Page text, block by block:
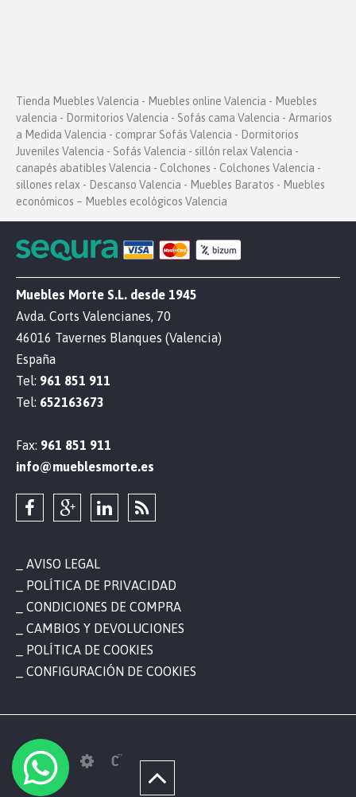
Tienda Muebles Valencia - Muebles online Valencia - Muebles
valencia - Dormitorios Valencia - Sofás cama Valencia - Armarios
a Medida Valencia - comprar Sofás Valencia - Dormitorios
Juveniles Valencia - Sofás Valencia - sillón relax Valencia -
canapés abatibles Valencia - Colchones - Colchones Valencia -
sillones relax - Descanso Valencia - Muebles Baratos - Muebles
económicos – Muebles ecológicos Valencia
Muebles Morte S.L. desde 1945
Avda. Corts Valencianes, 70
46016 Tavernes Blanques (Valencia)
España
Tel: 961 851 911
Tel: 652163673
Fax: 961 851 911
info@mueblesmorte.es
AVISO LEGAL
POLÍTICA DE PRIVACIDAD
CONDICIONES DE COMPRA
CAMBIOS Y DEVOLUCIONES
POLÍTICA DE COOKIES
CONFIGURACIÓN DE COOKIES